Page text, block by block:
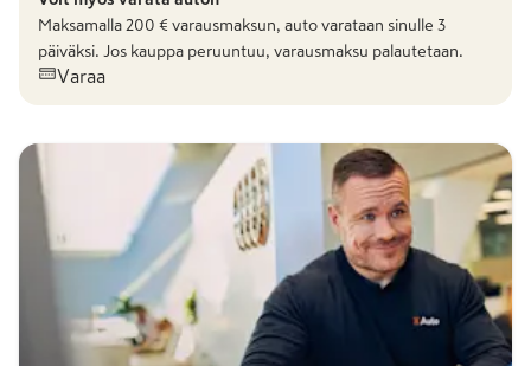
Maksamalla 200 € varausmaksun, auto varataan sinulle 3
päiväksi. Jos kauppa peruuntuu, varausmaksu palautetaan.
Varaa